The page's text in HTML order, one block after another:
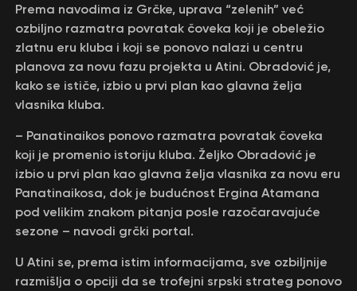
Prema navodima iz Grčke, uprava “zelenih” već
ozbiljno razmatra povratak čoveka koji je obeležio
zlatnu eru kluba i koji se ponovo nalazi u centru
planova za novu fazu projekta u Atini. Obradović je,
kako se ističe, izbio u prvi plan kao glavna želja
vlasnika kluba.
– Panatinaikos ponovo razmatra povratak čoveka
koji je promenio istoriju kluba. Željko Obradović je
izbio u prvi plan kao glavna želja vlasnika za novu eru
Panatinaikosa, dok je budućnost Ergina Atamana
pod velikim znakom pitanja posle razočaravajuće
sezone – navodi grčki portal.
U Atini se, prema istim informacijama, sve ozbiljnije
razmišlja o opciji da se trofejni srpski strateg ponovo